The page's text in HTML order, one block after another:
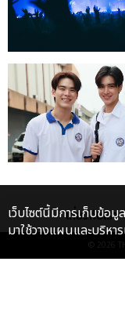
เกี่ยวกับเรา
© 2026
เว็บไซต์นี้มีการเก็บข้อ
มาใช้วางแผนและบริหา